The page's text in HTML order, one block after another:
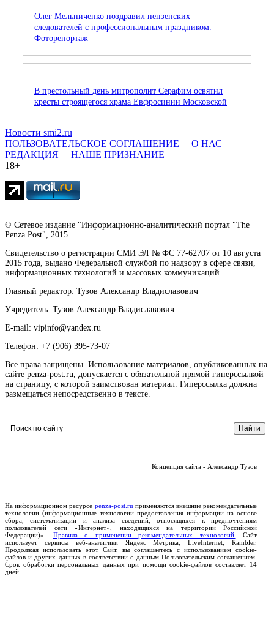
Олег Мельниченко поздравил пензенских
следователей с профессиональным праздником.
Фоторепортаж
В престольный день митрополит Серафим освятил
кресты строящегося храма Евфросинии Московской
Новости smi2.ru
ПОЛЬЗОВАТЕЛЬСКОЕ СОГЛАШЕНИЕ
О НАС
РЕДАКЦИЯ
НАШЕ ПРИЗНАНИЕ
18+
© Сетевое издание "Информационно-аналитический портал "The
Penza Post", 2015
Свидетельство о регистрации СМИ ЭЛ № ФС 77-62707 от 10 августа
2015 года, выдано Федеральной службой по надзору в сфере связи,
информационных технологий и массовых коммуникаций.
Главный редактор: Тузов Александр Владиславович
Учредитель: Тузов Александр Владиславович
E-mail: vipinfo@yandex.ru
Телефон: +7 (906) 395-73-07
Все права защищены. Использование материалов, опубликованных на
сайте penza-post.ru, допускается с обязательной прямой гиперссылкой
на страницу, с которой заимствован материал. Гиперссылка должна
размещаться непосредственно в тексте.
Концепция сайта - Александр Тузов
На информационном ресурсе penza-post.ru применяются внешние рекомендательные
технологии (информационные технологии предоставления информации на основе
сбора, систематизации и анализа сведений, относящихся к предпочтениям
пользователей сети «Интернет», находящихся на территории Российской
Федерации)». Правила о применении рекомендательных технологий.
Сайт
использует сервисы веб-аналитики Яндекс Метрика, LiveInternet, Rambler.
Продолжая использовать этот Сайт, вы соглашаетесь с использованием cookie-
файлов и других данных в соответствии с данным Пользовательским соглашением.
Срок обработки персональных данных при помощи cookie-файлов составляет 14
дней.